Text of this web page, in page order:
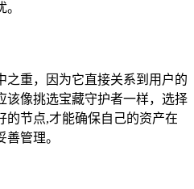
之重，因为它直接关系到用户的
该像挑选宝藏守护者一样，选择
的节点,才能确保自己的资产在
管理。